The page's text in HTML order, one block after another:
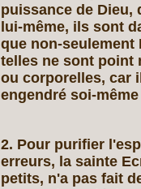
puissance de Dieu,
lui‑même, ils sont
que
telles ne sont point
ou corporelles, car
engendré
2. Pour purifier
erreurs, la sainte
petits, n'a pas fait